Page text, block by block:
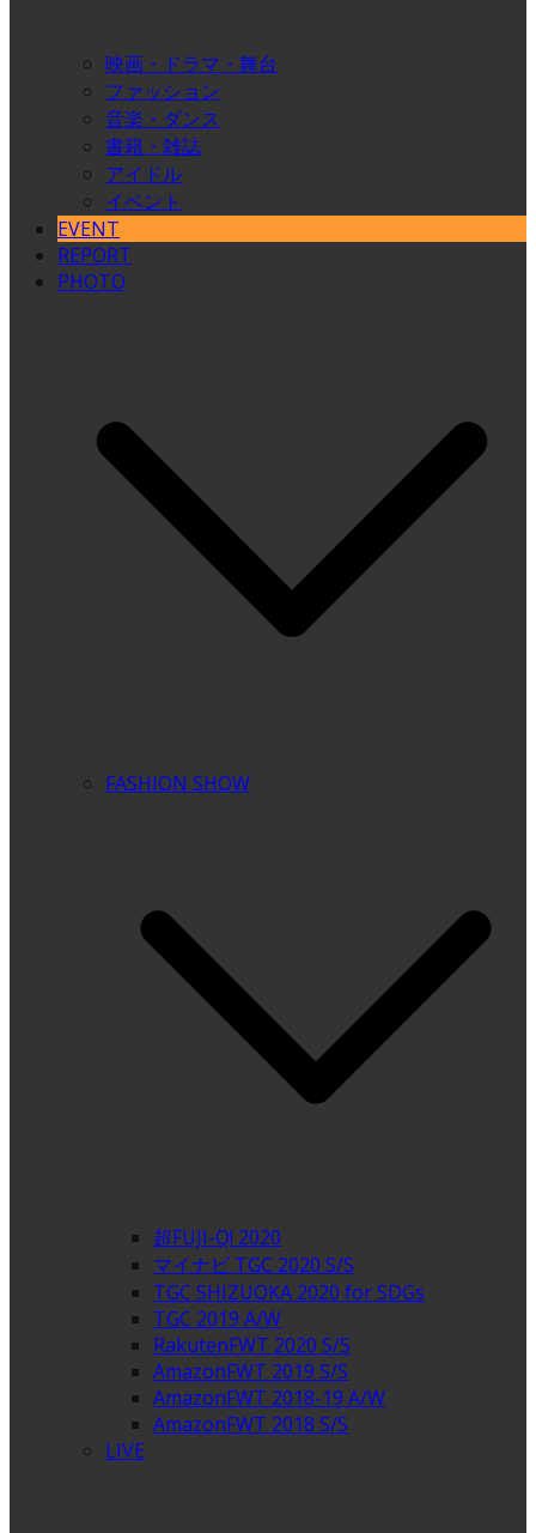
映画・ドラマ・舞台
ファッション
音楽・ダンス
書籍・雑誌
アイドル
イベント
EVENT
REPORT
PHOTO
FASHION SHOW
超FUJI-Q! 2020
マイナビ TGC 2020 S/S
TGC SHIZUOKA 2020 for SDGs
TGC 2019 A/W
RakutenFWT 2020 S/S
AmazonFWT 2019 S/S
AmazonFWT 2018-19 A/W
AmazonFWT 2018 S/S
LIVE